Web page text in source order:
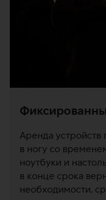
Аренда
в ногу со
ноутбуки и
в конце срока
необходимости,